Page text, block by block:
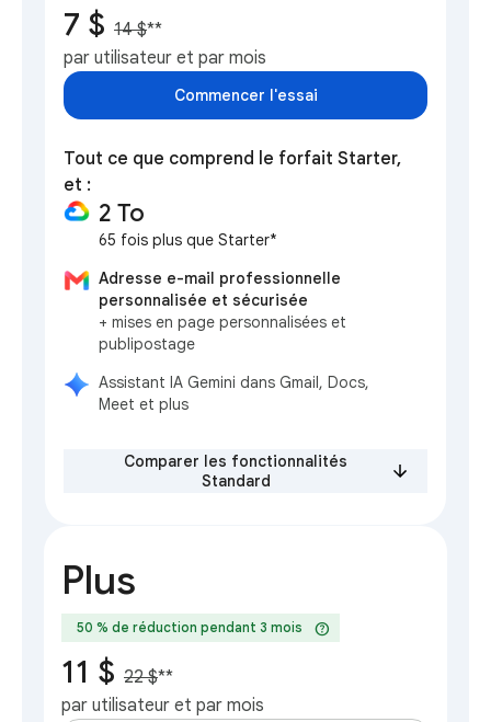
7 $ 14 $**
par utilisateur et par mois
Commencer l'essai
Tout ce que comprend le forfait Starter,
et :
2 To
65 fois plus que Starter*
Adresse e-mail professionnelle
personnalisée et sécurisée
+ mises en page personnalisées et
publipostage
Assistant IA Gemini dans Gmail, Docs,
Meet et plus
Comparer les fonctionnalités
Standard
Plus
50 % de réduction pendant 3 mois help
11 $ 22 $**
par utilisateur et par mois